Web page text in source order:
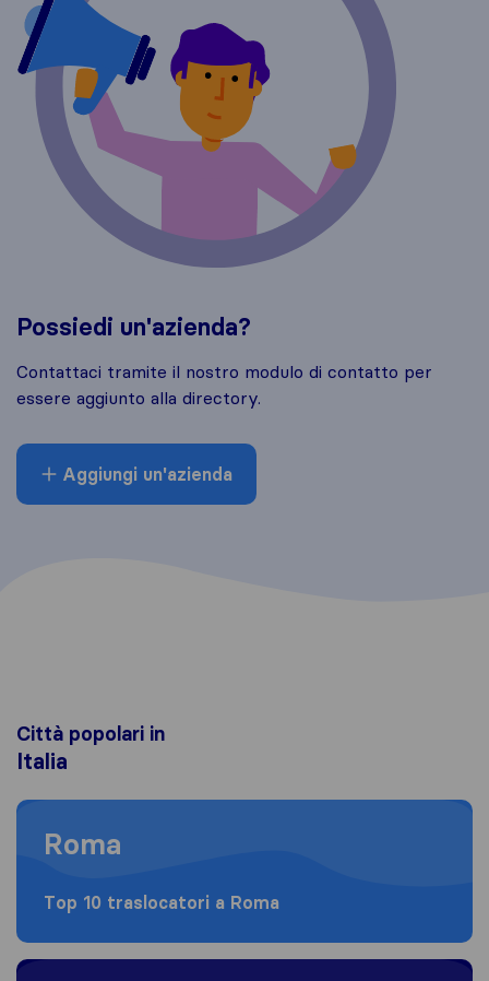
Possiedi un'azienda?
Contattaci tramite il nostro modulo di contatto per
essere aggiunto alla directory.
Aggiungi un'azienda
Città popolari in
Italia
Moving to Roma
Roma
Top 10 traslocatori a Roma
Moving to Milano